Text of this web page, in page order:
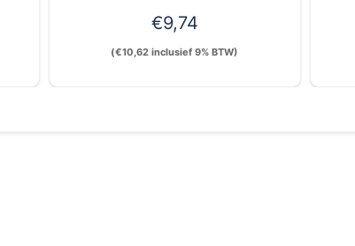
€9,74
(€10,62 inclusief 9% BTW)